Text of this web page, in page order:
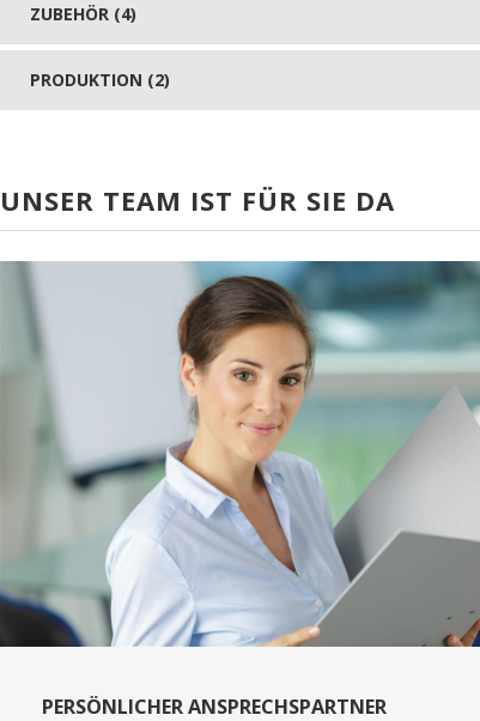
ZUBEHÖR (4)
PRODUKTION (2)
UNSER TEAM IST FÜR SIE DA
PERSÖNLICHER ANSPRECHSPARTNER